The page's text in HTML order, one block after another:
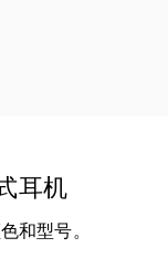
耳机
和型号。